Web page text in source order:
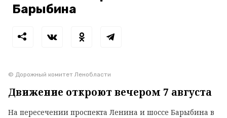
Барыбина
© Дорожный комитет Ленобласти
Движение откроют вечером 7 августа
На пересечении проспекта Ленина и шоссе Барыбина в